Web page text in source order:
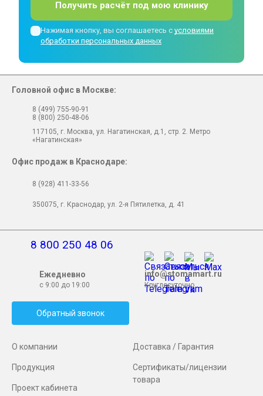
Получить расчёт под мою клинику
Нажимая кнопку, вы соглашаетесь с условиями
обработки персональных данных
О компании
Продукция
Проект кабинета
Доставка / Гарантия
Сертификаты/лицензии
товара
8 800 250 48 06
Ежедневно
с 9:00 до 19:00
info@stomamart.ru
Круглосуточно
Обратный звонок
Головной офис в Москве:
8 (499) 755-90-91
8 (800) 250-48-06
117105, г. Москва, ул. Нагатинская, д.1, стр. 2. Метро
«Нагатинская»
Офис продаж в Краснодаре:
8 (928) 411-33-56
350075, г. Краснодар, ул. 2-я Пятилетка, д. 41